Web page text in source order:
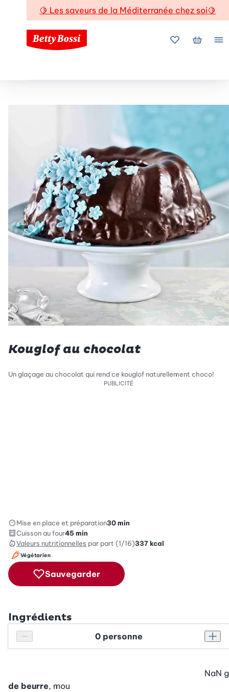
🍋 Les saveurs de la Méditerranée chez soi🍋
Mes favoris
Mon
Kouglof au chocolat
Un glaçage au chocolat qui rend ce kouglof naturellement choco!
PUBLICITÉ
Mise en place et préparation30 min
Cuisson au four45 min
Valeurs nutritionnelles par part (1/16)337kcal
Végétarien
Sauvegarder
Ingrédients
Réduire le nombre de personnes
Personnes
de beurre, mou
NaN g